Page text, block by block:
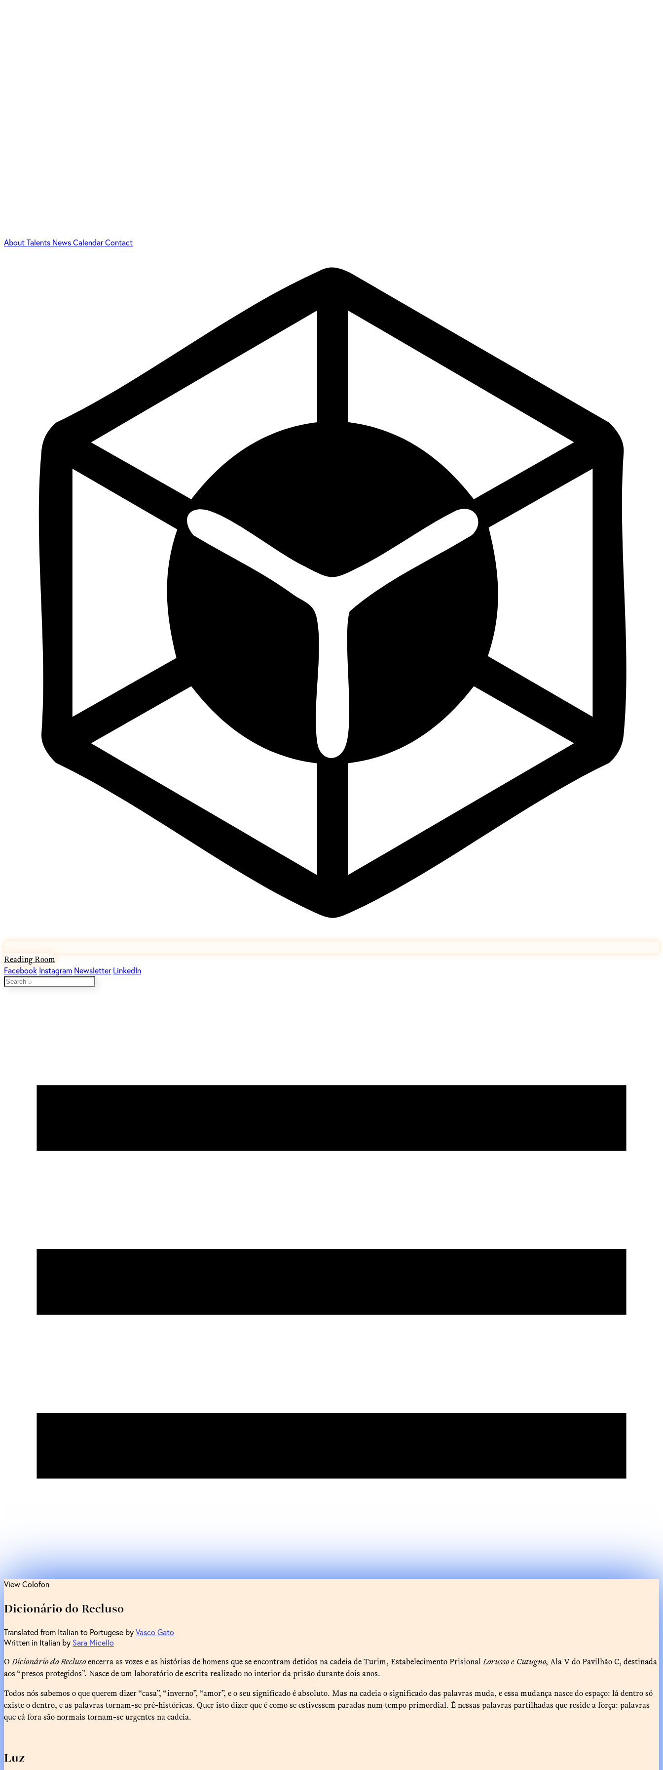
AboutTalents NewsCalendarContact
Reading Room
Facebook Instagram Newsletter LinkedIn
View Colofon
Dicionário do Recluso
Translated from Italian to Portugese byVasco Gato
Written in Italian by Sara Micello
ODicionário do Reclusoencerra as vozes e as histórias de homens que se encontram detidos na cadeia de Turim, Estabelecimento PrisionalLorusso e Cutugno, Ala V do Pavilhão C, destinada
aos “presos protegidos”. Nasce de um laboratório de escrita realizado no interior da prisão durante dois anos.
Todos nós sabemos o que querem dizer “casa”, “inverno”, “amor”, e o seu significado é absoluto. Mas na cadeia o significado das palavras muda, e essa mudança nasce do espaço: lá dentro só
existe o dentro, e as palavras tornam-se pré-históricas. Quer isto dizer que é como se estivessem paradas num tempo primordial. É nessas palavras partilhadas que reside a força: palavras
que cá fora são normais tornam-se urgentes na cadeia.
Luz